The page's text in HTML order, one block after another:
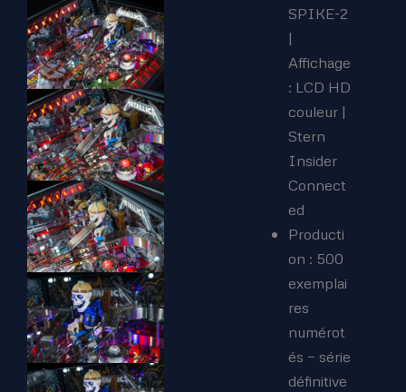
SPIKE-2
|
Affichage
: LCD HD
couleur |
Stern
Insider
Connect
ed
Producti
on : 500
exemplai
res
numérot
és — série
définitive